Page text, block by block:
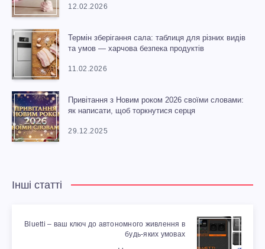
12.02.2026
Термін зберігання сала: таблиця для різних видів
та умов — харчова безпека продуктів
11.02.2026
Привітання з Новим роком 2026 своїми словами:
як написати, щоб торкнутися серця
29.12.2025
Інші статті
Bluetti – ваш ключ до автономного живлення в
будь-яких умовах